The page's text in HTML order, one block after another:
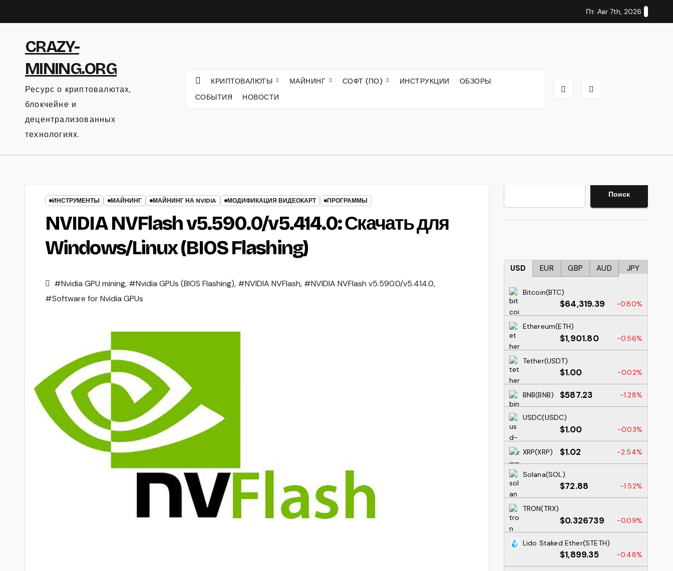
к
Пт. Авг 7th, 2026
CRAZY-
MINING.ORG
Ресурс о криптовалютах,
блокчейне и
децентрализованных
технологиях.
КРИПТОВАЛЮТЫ МАЙНИНГ СОФТ (ПО) ИНСТРУКЦИИ
ОБЗОРЫ
СОБЫТИЯ
НОВОСТИ
ИНСТРУМЕНТЫ МАЙНИНГ МАЙНИНГ НА NVIDIA МОДИФИКАЦИЯ ВИДЕОКАРТ ПРОГРАММЫ
NVIDIA NVFlash v5.590.0/v5.414.0: Скачать для
Windows/Linux (BIOS Flashing)
#Nvidia GPU mining, #Nvidia GPUs (BIOS Flashing), #NVIDIA NVFlash, #NVIDIA NVFlash v5.590.0/v5.414.0,
#Software for Nvidia GPUs
Поиск
USD EUR GBP AUD JPY
Bitcoin(BTC)
$64,319.39 -0.80%
Ethereum(ETH)
$1,901.80 -0.56%
Tether(USDT)
$1.00 -0.02%
BNB(BNB) $587.23 -1.28%
USDC(USDC)
$1.00 -0.03%
XRP(XRP) $1.02 -2.54%
Solana(SOL)
$72.88 -1.52%
TRON(TRX)
$0.326739 -0.09%
Lido Staked Ether(STETH)
$1,899.35 -0.48%